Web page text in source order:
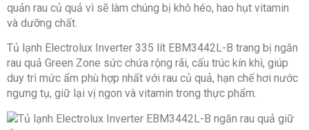
quản rau củ quả vì sẽ làm chúng bị khô héo, hao hụt vitamin
và dưỡng chất.
Tủ lạnh Electrolux Inverter 335 lít EBM3442L-B trang bị ngăn
rau quả Green Zone sức chứa rộng rãi, cấu trúc kín khì, giúp
duy trì mức ẩm phù hợp nhất với rau củ quả, hạn chế hơi nước
ngưng tụ, giữ lại vị ngon và vitamin trong thực phẩm.